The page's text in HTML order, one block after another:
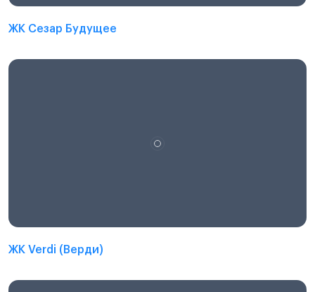
ЖК Сезар Будущее
ЖК Verdi (Верди)